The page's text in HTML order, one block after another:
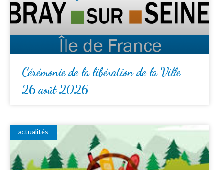
Cérémonie de la libération de la Ville
26 août 2026
actualités